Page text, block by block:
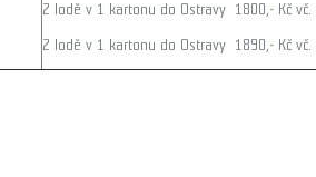
2 lodě v 1 kartonu do Ostravy 1800,- Kč vč.
2 lodě v 1 kartonu do Ostravy 1890,- Kč vč.